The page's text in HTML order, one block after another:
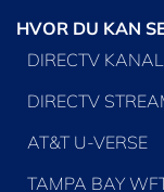
HVOR DU KAN
DIRECTV
DIRECTV
AT&T U-VERSE
TAMPA BAY